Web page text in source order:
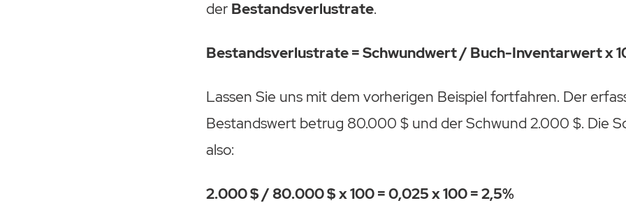
der Bestandsverlustrate.
Bestandsverlustrate = Schwundwert / Buch-Inventarwert x
Lassen Sie uns mit dem vorherigen Beispiel fortfahren. Der
Bestandswert betrug 80.000 $ und der Schwund 2.000 $. Die
also:
2.000 $ / 80.000 $ x 100 = 0,025 x 100 = 2,5%